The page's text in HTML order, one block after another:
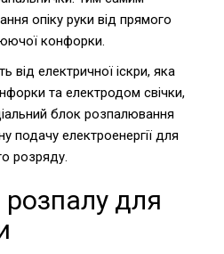
опіку руки від прямого
конфорки.
від електричної іскри, яка
та електродом свічки,
блок розпалювання
подачу електроенергії для
розряду.
для